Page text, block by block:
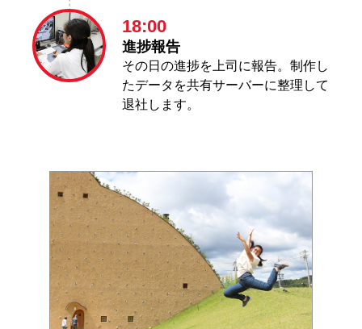
18:00
進捗報告
その日の進捗を上司に報告。制作し
たデータを共有サーバーに整理して
退社します。